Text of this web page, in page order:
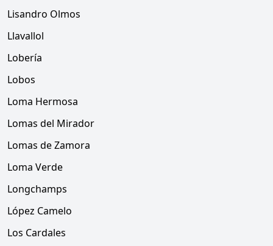
Lisandro Olmos
Llavallol
Lobería
Lobos
Loma Hermosa
Lomas del Mirador
Lomas de Zamora
Loma Verde
Longchamps
López Camelo
Los Cardales